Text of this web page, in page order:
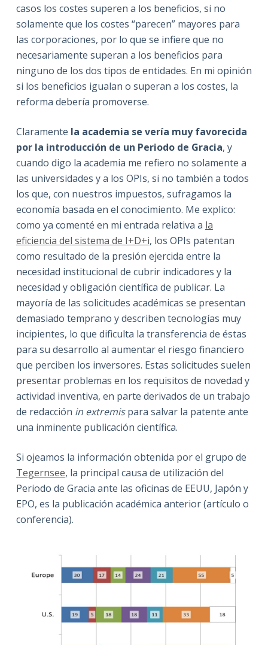
casos los costes superen a los beneficios, si no
solamente que los costes “parecen” mayores para
las corporaciones, por lo que se infiere que no
necesariamente superan a los beneficios para
ninguno de los dos tipos de entidades. En mi opinión
si los beneficios igualan o superan a los costes, la
reforma debería promoverse.
Claramente la academia se vería muy favorecida
por la introducción de un Periodo de Gracia, y
cuando digo la academia me refiero no solamente a
las universidades y a los OPIs, si no también a todos
los que, con nuestros impuestos, sufragamos la
economía basada en el conocimiento. Me explico:
como ya comenté en mi entrada relativa a la
eficiencia del sistema de I+D+i, los OPIs patentan
como resultado de la presión ejercida entre la
necesidad institucional de cubrir indicadores y la
necesidad y obligación científica de publicar. La
mayoría de las solicitudes académicas se presentan
demasiado temprano y describen tecnologías muy
incipientes, lo que dificulta la transferencia de éstas
para su desarrollo al aumentar el riesgo financiero
que perciben los inversores. Estas solicitudes suelen
presentar problemas en los requisitos de novedad y
actividad inventiva, en parte derivados de un trabajo
de redacción in extremispara salvar la patente ante
una inminente publicación científica.
Si ojeamos la información obtenida por el grupo de
Tegernsee, la principal causa de utilización del
Periodo de Gracia ante las oficinas de EEUU, Japón y
EPO, es la publicación académica anterior (artículo o
conferencia).